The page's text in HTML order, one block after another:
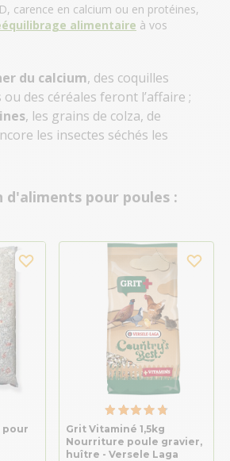
carence en calcium ou en protéines,
alimentaire à vos
du calcium, des coquilles
ou des céréales feront l’affaire ;
, les grains de colza, de
les insectes séchés les
pour poules :
pour
Grit Vitaminé 1,5kg
Nourriture poule gravier,
huître - Versele Laga